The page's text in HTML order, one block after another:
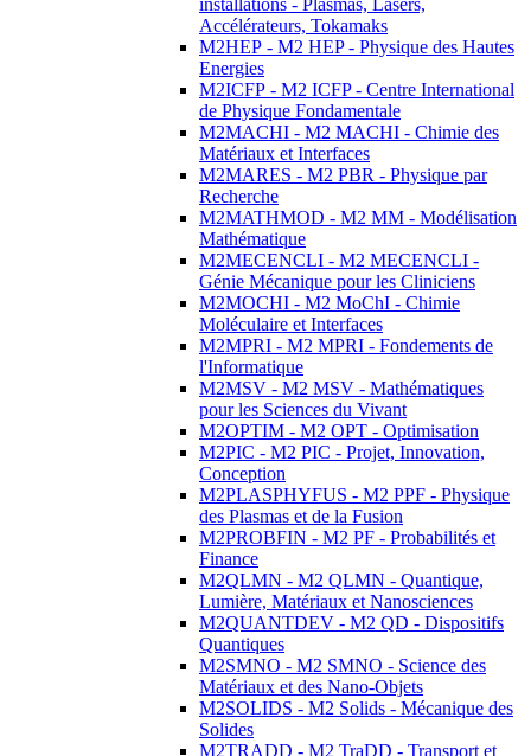
installations - Plasmas, Lasers,
Accélérateurs, Tokamaks
M2HEP - M2 HEP - Physique des Hautes
Energies
M2ICFP - M2 ICFP - Centre International
de Physique Fondamentale
M2MACHI - M2 MACHI - Chimie des
Matériaux et Interfaces
M2MARES - M2 PBR - Physique par
Recherche
M2MATHMOD - M2 MM - Modélisation
Mathématique
M2MECENCLI - M2 MECENCLI -
Génie Mécanique pour les Cliniciens
M2MOCHI - M2 MoChI - Chimie
Moléculaire et Interfaces
M2MPRI - M2 MPRI - Fondements de
l'Informatique
M2MSV - M2 MSV - Mathématiques
pour les Sciences du Vivant
M2OPTIM - M2 OPT - Optimisation
M2PIC - M2 PIC - Projet, Innovation,
Conception
M2PLASPHYFUS - M2 PPF - Physique
des Plasmas et de la Fusion
M2PROBFIN - M2 PF - Probabilités et
Finance
M2QLMN - M2 QLMN - Quantique,
Lumière, Matériaux et Nanosciences
M2QUANTDEV - M2 QD - Dispositifs
Quantiques
M2SMNO - M2 SMNO - Science des
Matériaux et des Nano-Objets
M2SOLIDS - M2 Solids - Mécanique des
Solides
M2TRADD - M2 TraDD - Transport et